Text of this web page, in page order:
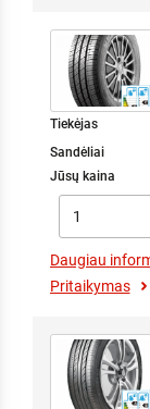
Tiekėjas
Sandėliai
Jūsų kaina
Daugiau
Pritaikymas